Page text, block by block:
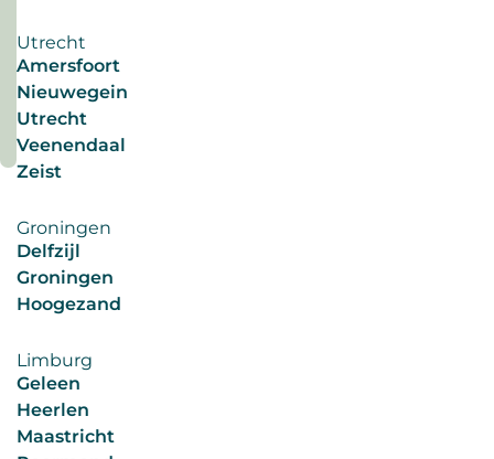
een
droom.
Wat
nou
als
deze
werkweek
structureel
de
norm
Steeds
meer
organisaties
experimenteren
#toekomstwerk
#korterwerken
Lees
meer
Utrecht
Amersfoort
Nieuwegein
Utrecht
Veenendaal
Zeist
Groningen
Delfzijl
Groningen
Hoogezand
Limburg
Geleen
Heerlen
Maastricht